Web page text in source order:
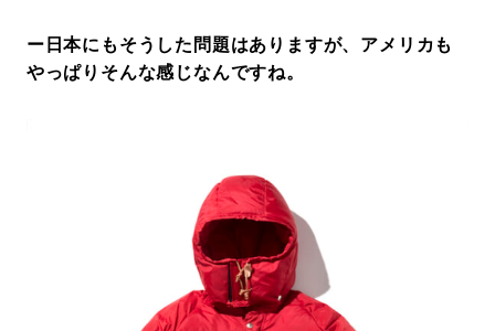
ー日本にもそうした問題はありますが、アメリカも
やっぱりそんな感じなんですね。